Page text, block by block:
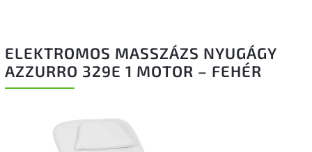
ELEKTROMOS MASSZÁZS NYUGÁGY
AZZURRO 329E 1 MOTOR – FEHÉR